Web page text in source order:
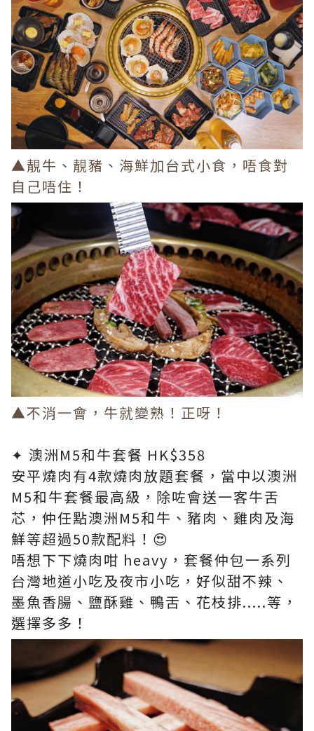
▲靚牛、靚豬、海鮮加台式小食，唔食對
自己唔住！
▲不消一會，牛就變熟！正呀！
✦ 澳洲M5和牛套餐 HK$358​
安平燒肉有4款燒肉放題套餐，當中以澳洲
M5和牛套餐最高級，除咗會送一客牛舌
芯，仲任點澳洲M5和牛、豬肉、雞肉及海
鮮等超過50款配料！😍​
唔想下下燒肉咁 heavy，套餐仲包一系列
台灣地道小吃及夜市小吃，好似甜不辣、
墨魚香腸、鹽酥雞、鴨舌、花枝排.....等，
選擇多多！​